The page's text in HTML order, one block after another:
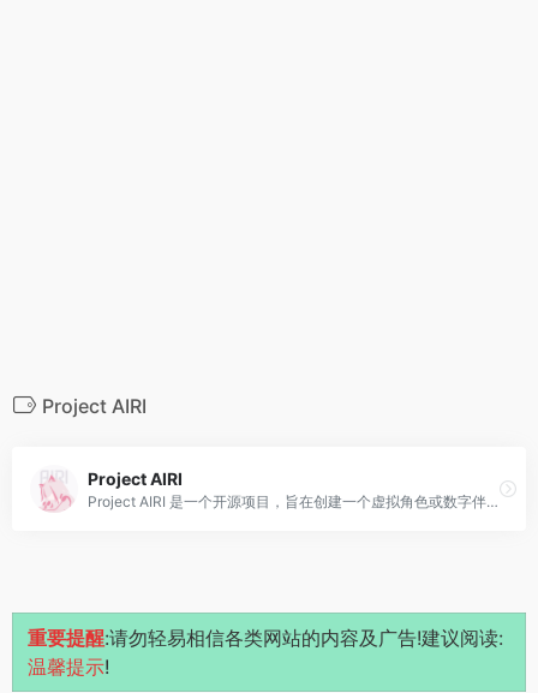
Project AIRI
Project AIRI
Project AIRI 是一个开源项目，旨在创建一个虚拟角色或数字伴侣，能够与用户互动、聊天、玩游戏、观看视频等。该项目旨在提供一种“拥有数字生命”的方式，让用户能够随时随地与虚拟角色互动。
重要提醒:请勿轻易相信各类网站的内容及广告!建议阅读:
温馨提示!